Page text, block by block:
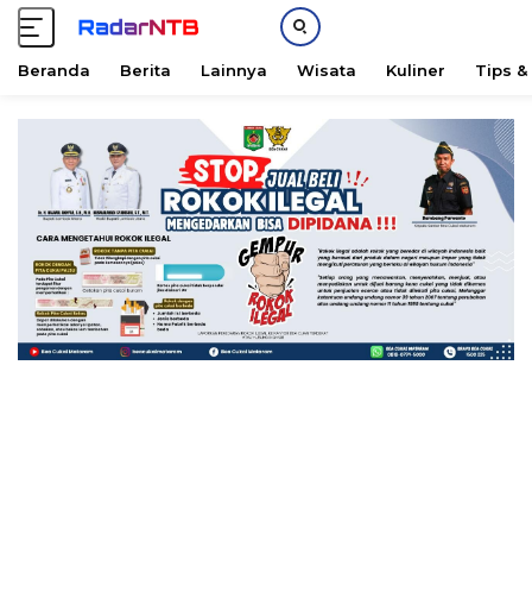
Beranda Berita Lainnya Wisata Kuliner Tips &